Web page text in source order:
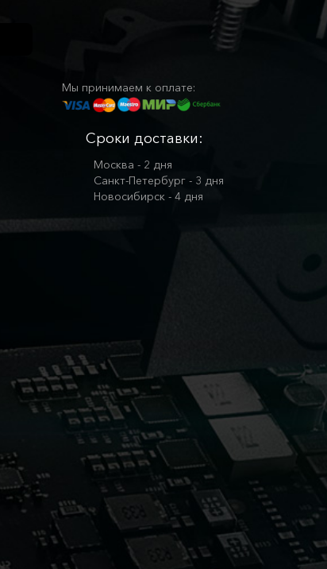
Мы принимаем к оплате:
Сроки доставки:
Москва - 2 дня
Санкт-Петербург - 3 дня
Новосибирск - 4 дня